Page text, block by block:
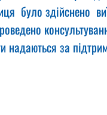
було здійснено
надаються за